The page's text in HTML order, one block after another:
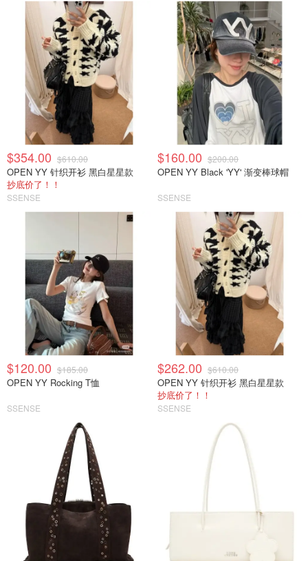
$354.00 $610.00
OPEN YY 针织开衫 黑白星星款
抄底价了！！
SSENSE
$160.00 $200.00
OPEN YY Black 'YY' 渐变棒球帽
SSENSE
$120.00 $185.00
OPEN YY Rocking T恤
SSENSE
$262.00 $610.00
OPEN YY 针织开衫 黑白星星款
抄底价了！！
SSENSE